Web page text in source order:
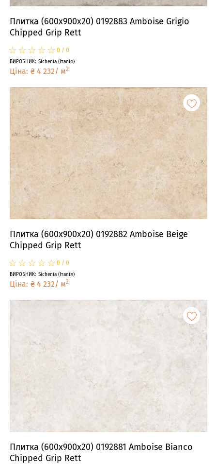
Плитка (600x900x20) 0192883 Amboise Grigio
Chipped Grip Rett
☆
★☆
★☆
★☆
★☆
★ 0 / 0
ВИРОБНИК: Sichenia (Італія)
Ціна: ₴ 4 232/ м2
Плитка (600x900x20) 0192882 Amboise Beige
Chipped Grip Rett
☆
★☆
★☆
★☆
★☆
★ 0 / 0
ВИРОБНИК: Sichenia ( Італія)
Ціна: ₴ 4 232/ м2
Плитка (600x900x20) 0192881 Amboise Bianco
Chipped Grip Rett